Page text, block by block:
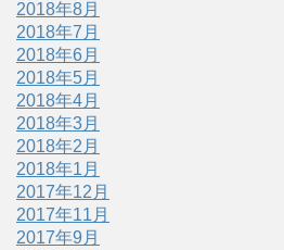
2018年8月
2018年7月
2018年6月
2018年5月
2018年4月
2018年3月
2018年2月
2018年1月
2017年12月
2017年11月
2017年9月